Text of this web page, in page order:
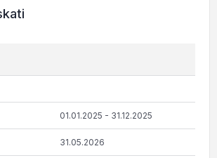
01.01.2025 - 31.12.2025
31.05.2026